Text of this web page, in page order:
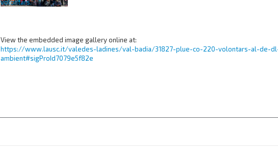
View the embedded image gallery online at:
https://www.lausc.it/valedes-ladines/val-badia/31827-plue-co-220-volontars-al-de-
ambient#sigProId7079e5f82e